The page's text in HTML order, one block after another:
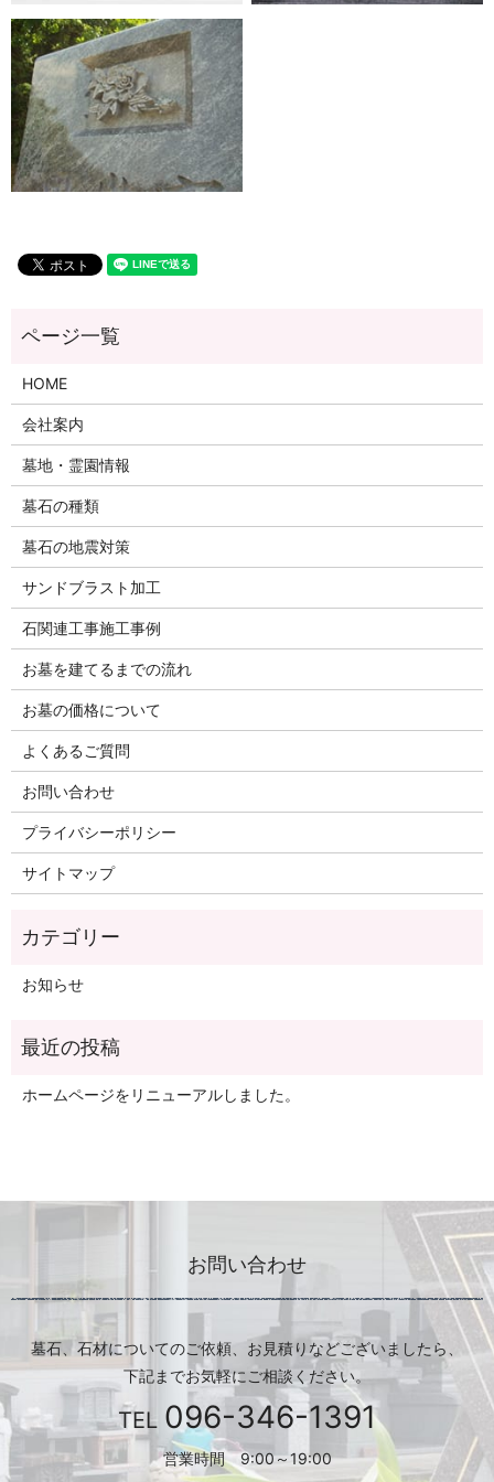
HOME
会社案内
墓地・霊園情報
墓石の種類
墓石の地震対策
サンドブラスト加工
石関連工事施工事例
お墓を建てるまでの流れ
お墓の価格について
よくあるご質問
お問い合わせ
プライバシーポリシー
サイトマップ
お知らせ
ホームページをリニューアルしました。
お問い合わせ
墓石、石材についてのご依頼、お見積りなどございましたら、
下記までお気軽にご相談ください。
TEL 096-346-1391
営業時間 9:00～19:00